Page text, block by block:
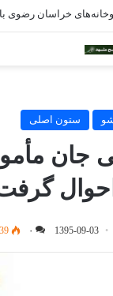
ستون اصلی
جان
1395-09-03 ۰